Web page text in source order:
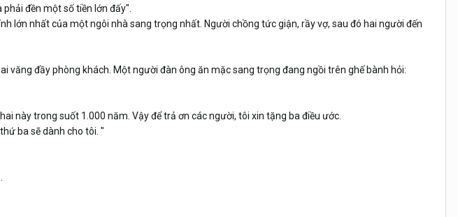
đền một số tiền lớn đấy".
lớn nhất của một ngôi nhà sang trọng nhất. Người chồng tức giận, rầy vợ, sau đó hai người đến
văng đầy phòng khách. Một người đàn ông ăn mặc sang trọng đang ngồi trên ghế bành hỏi:
này trong suốt 1.000 năm. Vậy để trả ơn các người, tôi xin tặng ba điều ước.
ba sẽ dành cho tôi. "